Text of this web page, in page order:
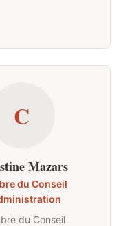
C
Mazars
du Conseil
du Conseil